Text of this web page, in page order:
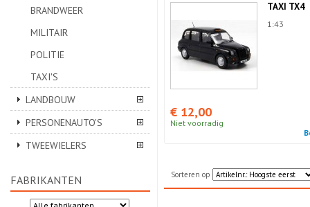
BRANDWEER
MILITAIR
POLITIE
TAXI'S
LANDBOUW
PERSONENAUTO'S
TWEEWIELERS
FABRIKANTEN
TAXI TX4
1:43
€ 12,00
Niet voorradig
Sorteren op